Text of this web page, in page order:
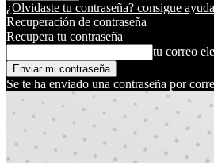
¿Olvidaste tu contraseña? consigue ayuda
Recuperación de contraseña
Recupera tu contraseña
tu correo
Se te ha enviado una contraseña por